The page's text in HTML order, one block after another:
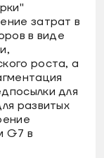
затрат в
в виде
роста, а
для
развитых
G7 в